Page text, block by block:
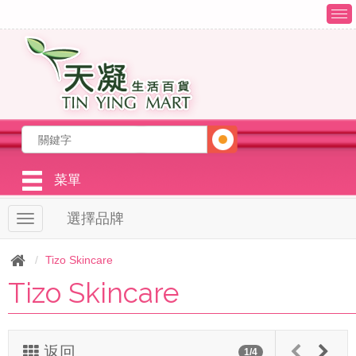
T
o
v
o
菜單
T
o
g
g
l
n
a
選擇品牌
Tizo Skincare
Tizo Skincare
返回 1/4